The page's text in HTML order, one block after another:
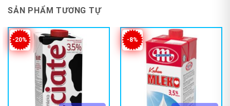
SẢN PHẨM TƯƠNG TỰ
-20% -8%